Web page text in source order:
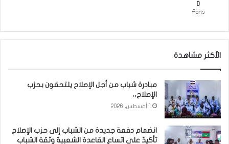
0
Fans
الأكثر مشاهدة
مبادرة شباب من أجل الإصلاح يلتحقون بحزب
الإصلاح،،
انضمام دفعة جديدة من الشباب إلى حزب الإصلاح
تأكيدٌ على اتساع القاعدة الشعبية وثقة الشباب